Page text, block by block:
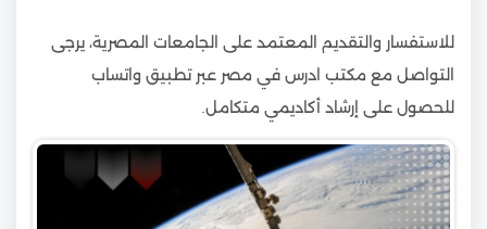
للاستفسار والتقديم المعتمد على الجامعات المصرية، يرجى
التواصل مع مكتب ادرس في مصر عبر تطبيق واتساب
للحصول على إرشاد أكاديمي متكامل.